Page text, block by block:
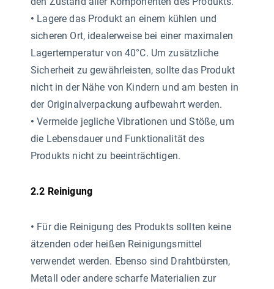
• Lagere das Produkt an einem kühlen und
sicheren Ort, idealerweise bei einer maximalen
Lagertemperatur von 40°C. Um zusätzliche
Sicherheit zu gewährleisten, sollte das Produkt
nicht in der Nähe von Kindern und am besten in
der Originalverpackung aufbewahrt werden.
• Vermeide jegliche Vibrationen und Stöße, um
die Lebensdauer und Funktionalität des
Produkts nicht zu beeinträchtigen.
2.2 Reinigung
• Für die Reinigung des Produkts sollten keine
ätzenden oder heißen Reinigungsmittel
verwendet werden. Ebenso sind Drahtbürsten,
Metall oder andere scharfe Materialien zur